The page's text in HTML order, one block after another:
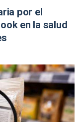
por el
en la salud